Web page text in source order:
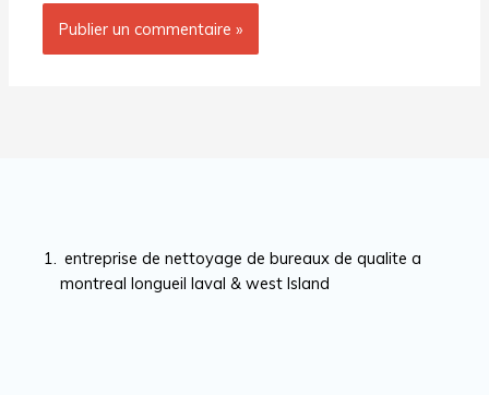
entreprise de nettoyage de bureaux de qualite a
montreal longueil laval & west Island